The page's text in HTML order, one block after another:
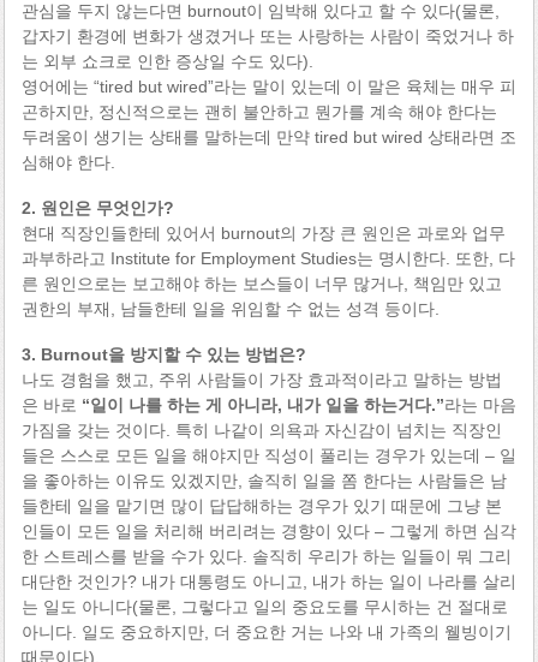
관심을 두지 않는다면 burnout이 임박해 있다고 할 수 있다(물론,
갑자기 환경에 변화가 생겼거나 또는 사랑하는 사람이 죽었거나 하
는 외부 쇼크로 인한 증상일 수도 있다).
영어에는 “tired but wired”라는 말이 있는데 이 말은 육체는 매우 피
곤하지만, 정신적으로는 괜히 불안하고 뭔가를 계속 해야 한다는
두려움이 생기는 상태를 말하는데 만약 tired but wired 상태라면 조
심해야 한다.
2. 원인은 무엇인가?
현대 직장인들한테 있어서 burnout의 가장 큰 원인은 과로와 업무
과부하라고 Institute for Employment Studies는 명시한다. 또한, 다
른 원인으로는 보고해야 하는 보스들이 너무 많거나, 책임만 있고
권한의 부재, 남들한테 일을 위임할 수 없는 성격 등이다.
3. Burnout을 방지할 수 있는 방법은?
나도 경험을 했고, 주위 사람들이 가장 효과적이라고 말하는 방법
은 바로 “일이 나를 하는 게 아니라, 내가 일을 하는거다.”라는 마음
가짐을 갖는 것이다. 특히 나같이 의욕과 자신감이 넘치는 직장인
들은 스스로 모든 일을 해야지만 직성이 풀리는 경우가 있는데 – 일
을 좋아하는 이유도 있겠지만, 솔직히 일을 쫌 한다는 사람들은 남
들한테 일을 맡기면 많이 답답해하는 경우가 있기 때문에 그냥 본
인들이 모든 일을 처리해 버리려는 경향이 있다 – 그렇게 하면 심각
한 스트레스를 받을 수가 있다. 솔직히 우리가 하는 일들이 뭐 그리
대단한 것인가? 내가 대통령도 아니고, 내가 하는 일이 나라를 살리
는 일도 아니다(물론, 그렇다고 일의 중요도를 무시하는 건 절대로
아니다. 일도 중요하지만, 더 중요한 거는 나와 내 가족의 웰빙이기
때문이다).